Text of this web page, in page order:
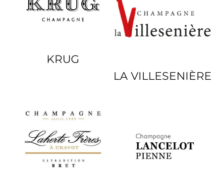
KRUG
LA VILLESENIÈRE